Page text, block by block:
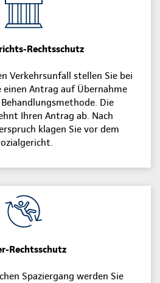
Rechtsschutz
Verkehrsunfall stellen Sie bei
einen Antrag auf Übernahme
Die
Ihren Antrag ab. Nach
klagen Sie vor dem
Rechtsschutz
Spaziergang werden Sie